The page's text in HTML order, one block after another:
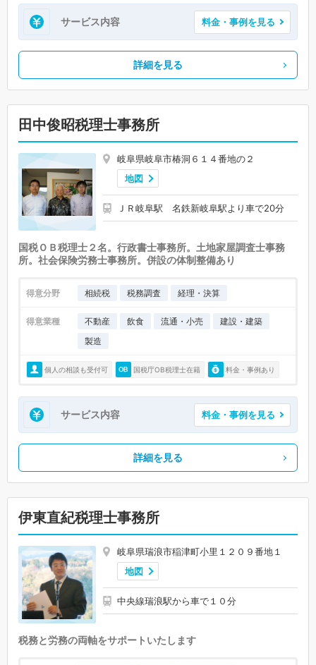
サービス内容 料金・事例を見る
詳細を見る
田中俊昭税理士事務所
岐阜県岐阜市椿洞６１４番地の２
地図
ＪＲ岐阜駅 名鉄新岐阜駅より車で20分
国税ＯＢ税理士２名。行政書士事務所。土地家屋調査士事務
所。社会保険労務士事務所。併設の体制整備あり
得意分野 相続税 税務調査 経理・決算
得意業種 不動産 飲食 流通・小売
建設・建築
製造
個人の相談も受付可 国税庁OB税理士在籍 料金・事例あり
サービス内容 料金・事例を見る
詳細を見る
伊東直紀税理士事務所
岐阜県瑞浪市稲津町小里１２０９番地１
地図
中央線瑞浪駅から車で１０分
税務と労務の両軸をサポートいたします